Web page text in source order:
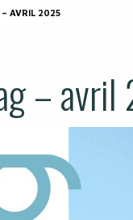
– AVRIL 2025
–